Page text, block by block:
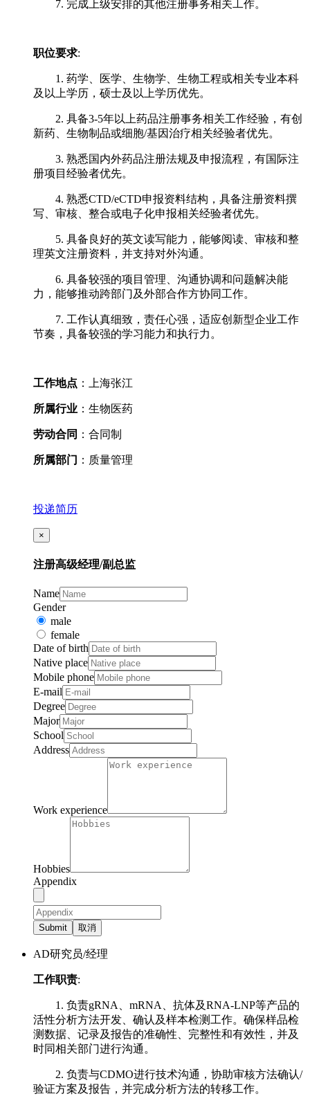
7. 完成上级安排的其他注册事务相关工作。
职位要求:
1. 药学、医学、生物学、生物工程或相关专业本科
及以上学历，硕士及以上学历优先。
2. 具备3-5年以上药品注册事务相关工作经验，有创
新药、生物制品或细胞/基因治疗相关经验者优先。
3. 熟悉国内外药品注册法规及申报流程，有国际注
册项目经验者优先。
4. 熟悉CTD/eCTD申报资料结构，具备注册资料撰
写、审核、整合或电子化申报相关经验者优先。
5. 具备良好的英文读写能力，能够阅读、审核和整
理英文注册资料，并支持对外沟通。
6. 具备较强的项目管理、沟通协调和问题解决能
力，能够推动跨部门及外部合作方协同工作。
7. 工作认真细致，责任心强，适应创新型企业工作
节奏，具备较强的学习能力和执行力。
工作地点 ：上海张江
所属行业 ：生物医药
劳动合同 ：合同制
所属部门 ：质量管理
投递简历
×
注册高级经理/副总监
Name
Gender
male
female
Date of birth
Native place
Mobile phone
E-mail
Degree
Major
School
Address
Work experience
Hobbies
Appendix
Submit 取消
AD研究员/经理
工作职责:
1. 负责gRNA、mRNA、抗体及RNA-LNP等产品的
活性分析方法开发、确认及样本检测工作。 确保样品检
测数据、记录及报告的准确性、完整性和有效性，并及
时同相关部门进行沟通。
2. 负责与CDMO进行技术沟通，协助审核方法确认/
验证方案及报告，并完成分析方法的转移工作。